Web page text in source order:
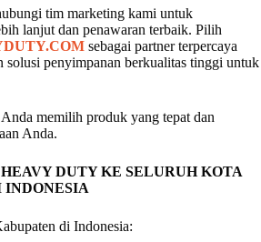
tim marketing kami untuk
lanjut dan penawaran terbaik. Pilih
sebagai partner terpercaya
solusi penyimpanan berkualitas tinggi untuk
memilih produk yang tepat dan
Anda.
DUTY KE SELURUH KOTA
INDONESIA
di Indonesia: